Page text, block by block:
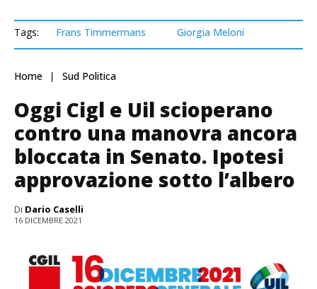
Tags: Frans Timmermans Giorgia Meloni
Home Sud Politica
Oggi Cigl e Uil scioperano
contro una manovra ancora
bloccata in Senato. Ipotesi
approvazione sotto l’albero
Di Dario Caselli
16 DICEMBRE 2021